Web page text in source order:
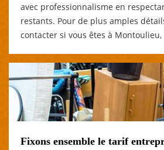
avec professionnalisme en
restants. Pour de plus amples
contacter si vous êtes à Montoulieu,
Fixons ensemble le tarif